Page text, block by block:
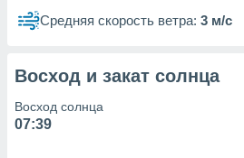
рекламы
сведения
Средняя скорость ветра: 3 м/с
Восход и закат солнца
Восход солнца
07:39